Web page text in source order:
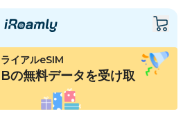
イアルeSIM
の無料データを受け取